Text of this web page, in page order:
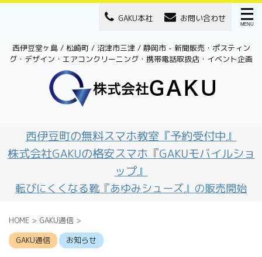
GAKU本社 お問い合わせ
西伊豆堂ヶ島 / 松崎町 / 沼津市三津 / 静岡市 - 新聞販売・ポスティン
グ・デザイン・エアコンクリーニング・携帯電話取扱店・イベント企画
西伊豆町の無料スマホ教室『予約受付中』
株式会社GAKUの格安スマホ『GAKUモバイルショ
ップ』
転びにくくなる靴『あゆみシューズ』の販売開始
HOME > GAKU通信 >
GAKU通信
お知らせ